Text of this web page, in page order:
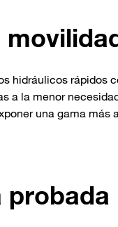
hidráulicos rápidos
a la menor
una gama más
probada